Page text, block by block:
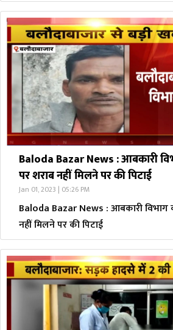
Baloda Bazar News : आबकारी
पर शराब नहीं मिलने पर की पिटाई
Jan 01, 2023 | 05:26 PM
Baloda Bazar News : आबकारी विभाग
नहीं मिलने पर की पिटाई